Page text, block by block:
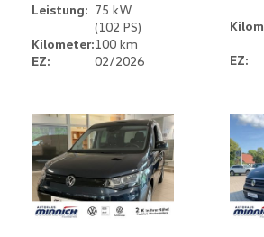
Leistung: 75 kW
(102 PS)
Kilometer:100 km
EZ:
02/2026
EZ: